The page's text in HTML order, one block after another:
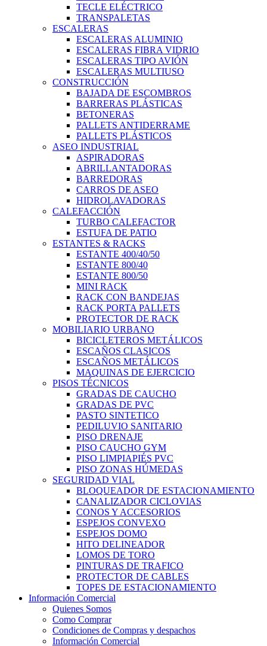
TECLE ELÉCTRICO
TRANSPALETAS
ESCALERAS
ESCALERAS ALUMINIO
ESCALERAS FIBRA VIDRIO
ESCALERAS TIPO AVIÓN
ESCALERAS MULTIUSO
CONSTRUCCIÓN
BAJADA DE ESCOMBROS
BARRERAS PLÁSTICAS
BETONERAS
PALLETS ANTIDERRAME
PALLETS PLÁSTICOS
ASEO INDUSTRIAL
ASPIRADORAS
ABRILLANTADORAS
BARREDORAS
CARROS DE ASEO
HIDROLAVADORAS
CALEFACCIÓN
TURBO CALEFACTOR
ESTUFA DE PATIO
ESTANTES & RACKS
ESTANTE 400/40/50
ESTANTE 800/40
ESTANTE 800/50
MINI RACK
RACK CON BANDEJAS
RACK PORTA PALLETS
PROTECTOR DE RACK
MOBILIARIO URBANO
BICICLETEROS METÁLICOS
ESCAÑOS CLASICOS
ESCAÑOS METÁLICOS
MAQUINAS DE EJERCICIO
PISOS TÉCNICOS
GRADAS DE CAUCHO
GRADAS DE PVC
PASTO SINTETICO
PEDILUVIO SANITARIO
PISO DRENAJE
PISO CAUCHO GYM
PISO LIMPIAPIÉS PVC
PISO ZONAS HÚMEDAS
SEGURIDAD VIAL
BLOQUEADOR DE ESTACIONAMIENTO
CANALIZADOR CICLOVIAS
CONOS Y ACCESORIOS
ESPEJOS CONVEXO
ESPEJOS DOMO
HITO DELINEADOR
LOMOS DE TORO
PINTURAS DE TRAFICO
PROTECTOR DE CABLES
TOPES DE ESTACIONAMIENTO
Información Comercial
Quienes Somos
Como Comprar
Condiciones de Compras y despachos
Información Comercial